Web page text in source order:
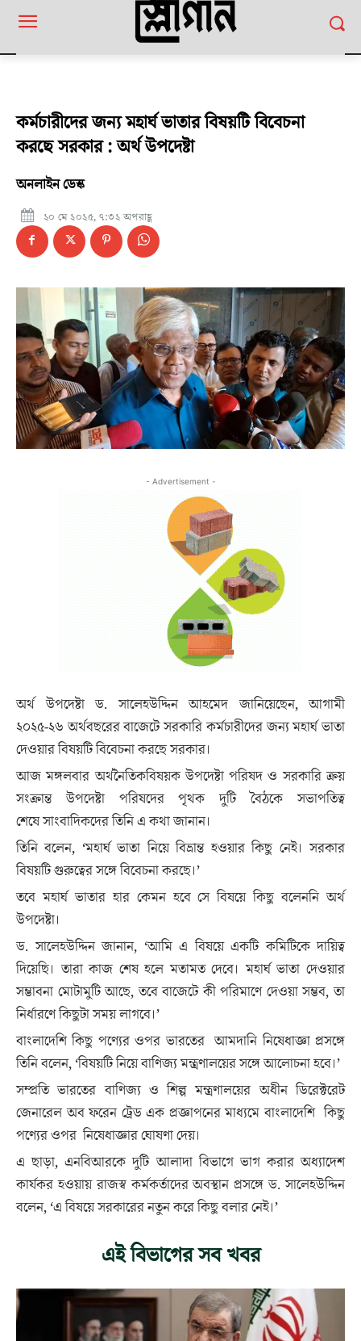
কর্মচারীদের জন্য মহার্ঘ ভাতার বিষয়টি বিবেচনা
করছে সরকার : অর্থ উপদেষ্টা
অনলাইন ডেস্ক
২০ মে ২০২৫, ৭:৩২ অপরাহ্ণ
- Advertisement -
অর্থ উপদেষ্টা ড. সালেহউদ্দিন আহমেদ জানিয়েছেন, আগামী
২০২৫-২৬ অর্থবছরের বাজেটে সরকারি কর্মচারীদের জন্য মহার্ঘ ভাতা
দেওয়ার বিষয়টি বিবেচনা করছে সরকার।
আজ মঙ্গলবার অর্থনৈতিকবিষয়ক উপদেষ্টা পরিষদ ও সরকারি ক্রয়
সংক্রান্ত উপদেষ্টা পরিষদের পৃথক দুটি বৈঠকে সভাপতিত্ব
শেষে সাংবাদিকদের তিনি এ কথা জানান।
তিনি বলেন, ‘মহার্ঘ ভাতা নিয়ে বিভ্রান্ত হওয়ার কিছু নেই। সরকার
বিষয়টি গুরুত্বের সঙ্গে বিবেচনা করছে।’
তবে মহার্ঘ ভাতার হার কেমন হবে সে বিষয়ে কিছু বলেননি অর্থ
উপদেষ্টা।
ড. সালেহউদ্দিন জানান, ‘আমি এ বিষয়ে একটি কমিটিকে দায়িত্ব
দিয়েছি। তারা কাজ শেষ হলে মতামত দেবে। মহার্ঘ ভাতা দেওয়ার
সম্ভাবনা মোটামুটি আছে, তবে বাজেটে কী পরিমাণে দেওয়া সম্ভব, তা
নির্ধারণে কিছুটা সময় লাগবে।’
বাংলাদেশি কিছু পণ্যের ওপর ভারতের আমদানি নিষেধাজ্ঞা প্রসঙ্গে
তিনি বলেন, ‘বিষয়টি নিয়ে বাণিজ্য মন্ত্রণালয়ের সঙ্গে আলোচনা হবে।’
সম্প্রতি ভারতের বাণিজ্য ও শিল্প মন্ত্রণালয়ের অধীন ডিরেক্টরেট
জেনারেল অব ফরেন ট্রেড এক প্রজ্ঞাপনের মাধ্যমে বাংলাদেশি কিছু
পণ্যের ওপর নিষেধাজ্ঞার ঘোষণা দেয়।
এ ছাড়া, এনবিআরকে দুটি আলাদা বিভাগে ভাগ করার অধ্যাদেশ
কার্যকর হওয়ায় রাজস্ব কর্মকর্তাদের অবস্থান প্রসঙ্গে ড. সালেহউদ্দিন
বলেন, ‘এ বিষয়ে সরকারের নতুন করে কিছু বলার নেই।’
এই বিভাগের সব খবর